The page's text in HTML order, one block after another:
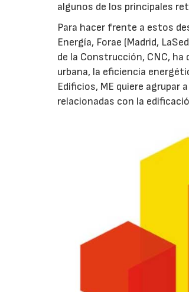
algunos de los principales
Para hacer frente a estos
Energía, Forae (Madrid,
de la Construcción, CNC,
urbana, la eficiencia
Edificios, ME quiere
relacionadas con la